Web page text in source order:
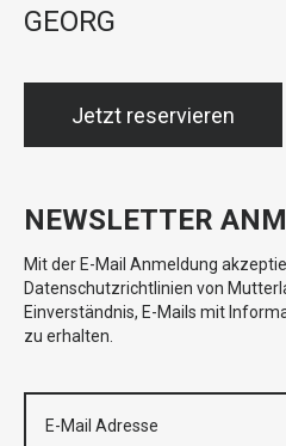
GEORG
Jetzt reservieren
NEWSLETTER
Mit der E-Mail Anmeldung
Datenschutzrichtlinien von
Einverständnis, E-Mails mit
zu erhalten.